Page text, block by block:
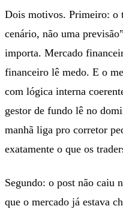
Dois motivos. Primeiro: o
cenário, não uma
importa. Mercado
financeiro lê medo. E o
com lógica interna
gestor de fundo lê no
manhã liga pro corretor
exatamente o que os
Segundo: o post não caiu
que o mercado já estava